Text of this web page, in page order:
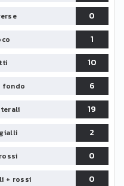
0
1
10
fondo
6
19
2
0
+ rossi
0